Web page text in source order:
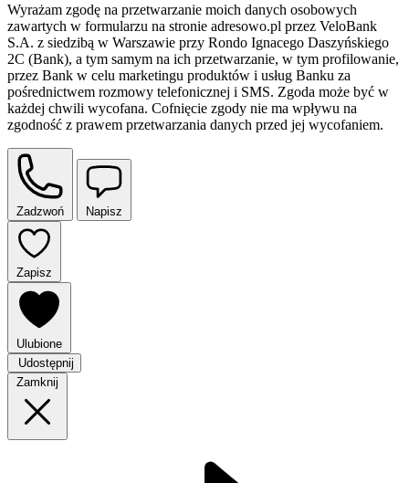
Wyrażam zgodę na przetwarzanie moich danych osobowych
zawartych w formularzu na stronie adresowo.pl przez VeloBank
S.A. z siedzibą w Warszawie przy Rondo Ignacego Daszyńskiego
2C (Bank), a tym samym na ich przetwarzanie, w tym profilowanie,
przez Bank w celu marketingu produktów i usług Banku za
pośrednictwem rozmowy telefonicznej i SMS. Zgoda może być w
każdej chwili wycofana. Cofnięcie zgody nie ma wpływu na
zgodność z prawem przetwarzania danych przed jej wycofaniem.
Zadzwoń Napisz
Zapisz
Ulubione
Udostępnij
Zamknij